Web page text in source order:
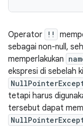
Operator !!
sebagai non-null,
memperlakukan
ekspresi di sebelah
tetapi harus
tersebut dapat